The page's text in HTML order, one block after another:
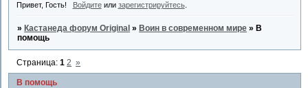
Привет, Гость! Войдитеили зарегистрируйтесь.
» Кастанеда форум Original » Воин в современном мире » В
помощь
В помощь
Страница:1 2 »